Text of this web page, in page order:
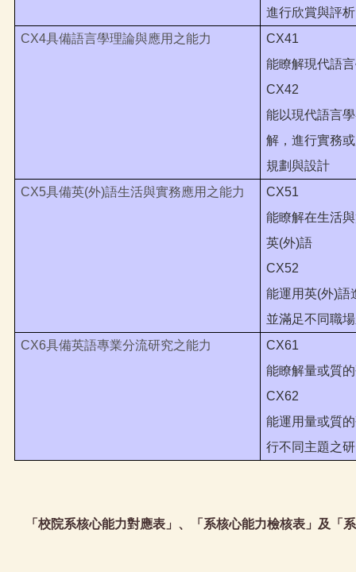
進行欣賞與評析
CX4具備語言學理論與應用之能力
CX41
能瞭解現代語
CX42
能以現代語言
解，進行實務
規劃與設計
CX5具備英(外)語生活與實務應用之能力
CX51
能瞭解在生活
英(外)語
CX52
能運用英(外)語
並滿足不同職
CX6具備英語專業分流研究之能力
CX61
能瞭解量或質
CX62
能運用量或質
行不同主題之
「校院系核心能力對應表」、「系核心能力檢核表」及「